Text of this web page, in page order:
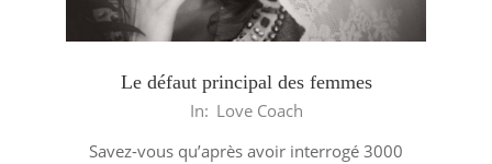
Le défaut principal des femmes
In: Love Coach
Savez-vous qu’après avoir interrogé 3000